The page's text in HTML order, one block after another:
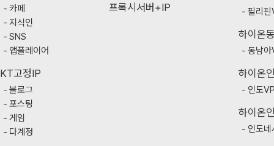
카페
지식인
SNS
앱플레이어
KT고정IP
블로그
포스팅
게임
다계정
프록시서버+IP
필리
하이온
동남
하이온
인도
하이온
인도